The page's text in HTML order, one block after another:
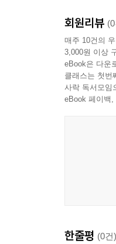
2014년 3월
쪽의 이 방
연구서로서,
과거 “이단
보완적인 사
천착해야 할
전 3권으로
회원리뷰
매주 10건의
3,000원 이상
eBook은 다운
클래스는 첫번
사락 독서모임
eBook 페이백
한줄평 (0건)